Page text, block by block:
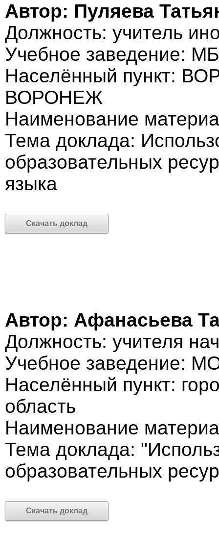
Автор: Пуляева
Должность: учитель
Учебное заведение:
Населённый пункт:
ВОРОНЕЖ
Наименование
Тема доклада:
образовательных
языка
Скачать доклад
Автор: Афанасьева
Должность: учителя
Учебное заведение:
Населённый пункт:
область
Наименование
Тема доклада:
образовательных
Скачать доклад